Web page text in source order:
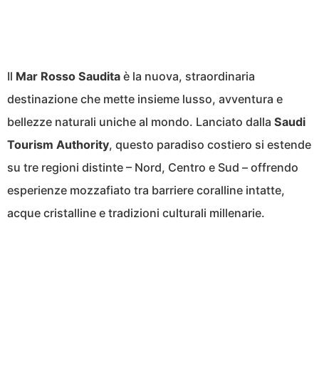
Il Mar Rosso Saudita è la nuova, straordinaria
destinazione che mette insieme lusso, avventura e
bellezze naturali uniche al mondo. Lanciato dalla Saudi
Tourism Authority, questo paradiso costiero si estende
su tre regioni distinte – Nord, Centro e Sud – offrendo
esperienze mozzafiato tra barriere coralline intatte,
acque cristalline e tradizioni culturali millenarie.